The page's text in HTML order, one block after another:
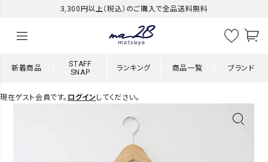
3,300円以上（税込）のご購入で全品送料無料
新着商品
STAFF
SNAP
ランキング 商品一覧 ブランド
現在ゲスト会員です。 ログインしてください。